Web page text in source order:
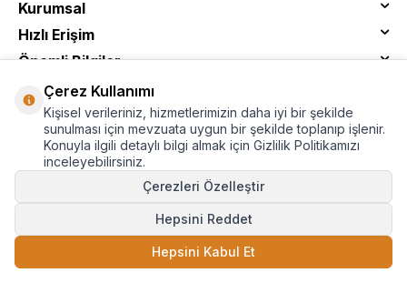
SEPETE EKLE
Kurumsal
Hızlı Erişim
Önemli Bilgiler
© Tantitoni - Tüm Hakları Saklıdır
Çerez Kullanımı
Kişisel verileriniz, hizmetlerimizin daha iyi bir şekilde
sunulması için mevzuata uygun bir şekilde toplanıp işlenir.
Konuyla ilgili detaylı bilgi almak için Gizlilik Politikamızı
inceleyebilirsiniz.
Çerezleri Özelleştir
Hepsini Reddet
Hepsini Kabul Et